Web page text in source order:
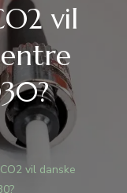
vil
vil danske